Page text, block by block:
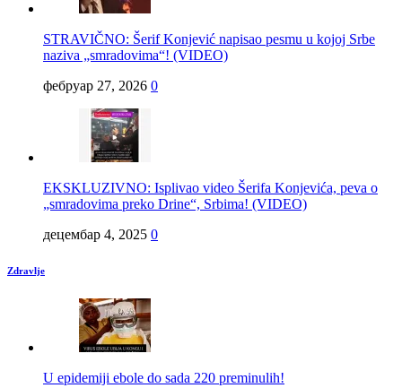
STRAVIČNO: Šerif Konjević napisao pesmu u kojoj Srbe
naziva „smradovima“! (VIDEO)
фебруар 27, 2026 0
EKSKLUZIVNO: Isplivao video Šerifa Konjevića, peva o
„smradovima preko Drine“, Srbima! (VIDEO)
децембар 4, 2025 0
Zdravlje
U epidemiji ebole do sada 220 preminulih!